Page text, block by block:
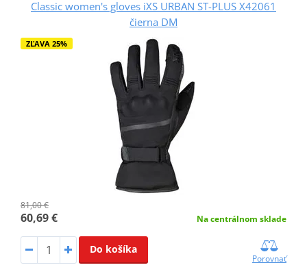
Classic women's gloves iXS URBAN ST-PLUS X42061
čierna DM
ZĽAVA 25%
81,00 €
60,69 € Na centrálnom sklade
Do košíka
Porovnať